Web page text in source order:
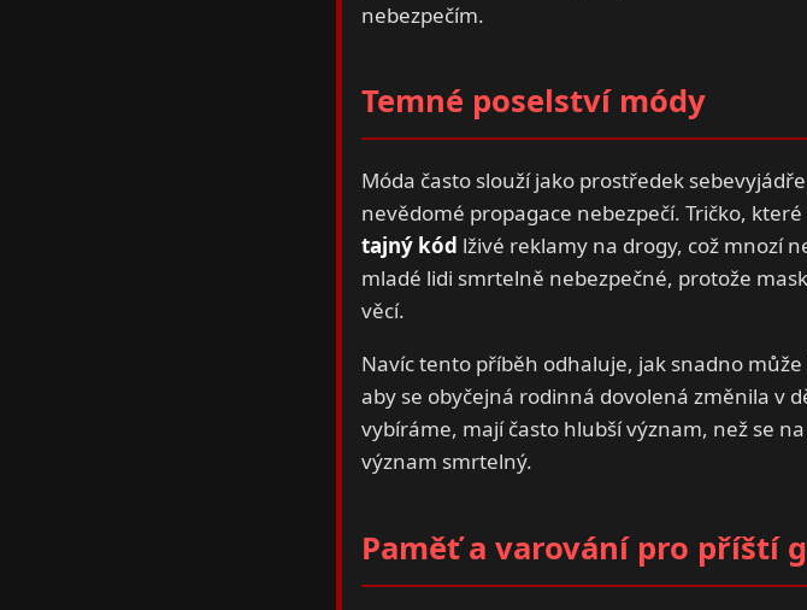
nebezpečím.
Temné poselství módy
Móda často slouží jako prostředek
nevědomé propagace nebezpečí. Tričko,
tajný kód lživé reklamy na drogy, což mnozí
mladé lidi smrtelně nebezpečné, protože
věcí.
Navíc tento příběh odhaluje, jak snadno
aby se obyčejná rodinná dovolená změnila v
vybíráme, mají často hlubší význam, než se
význam smrtelný.
Paměť a varování pro příští